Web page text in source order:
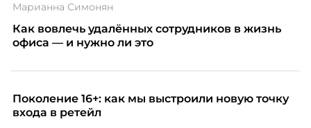
Марианна Симонян
Как вовлечь удалённых сотрудников в жизнь
офиса — и нужно ли это
Поколение 16+: как мы выстроили новую точку
входа в ретейл